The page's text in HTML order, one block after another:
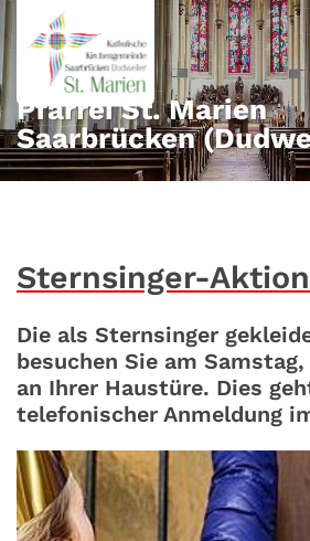
Zum Inhalt springen
Pfarrei St. Marien
Saarbrücken
Sternsinger-
Die als Sternsinger
besuchen Sie am
an Ihrer Haustüre. Dies
telefonischer Anmeldung